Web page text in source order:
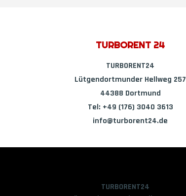
TURBORENT 24
TURBORENT24
Lütgendortmunder Hellweg 257
44388 Dortmund
Tel: +49 (176) 3040 3613
info@turborent24.de
TURBORENT24